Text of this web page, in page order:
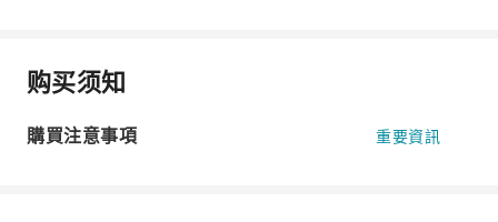
购买须知
購買注意事項 重要資訊